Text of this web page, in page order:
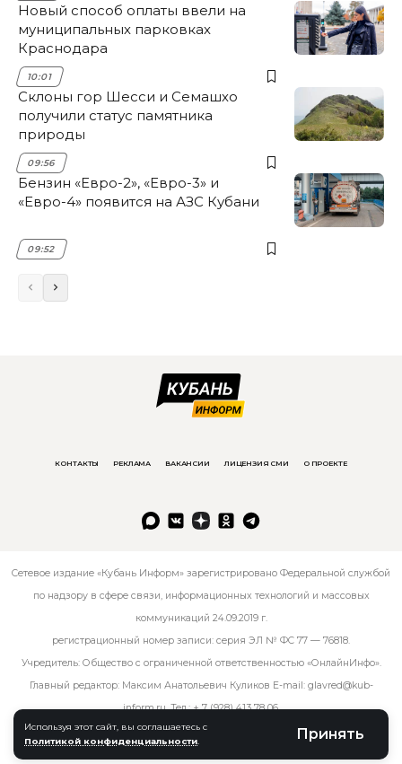
Используя этот сайт, вы соглашаетесь с
Политикой конфиденциальности
Принять
Новый способ оплаты ввели на
муниципальных парковках
Краснодара
10:01
Склоны гор Шесси и Семашхо
получили статус памятника
природы
09:56
Бензин «Евро-2», «Евро-3» и
«Евро-4» появится на АЗС Кубани
09:52
КОНТАКТЫ РЕКЛАМА ВАКАНСИИ ЛИЦЕНЗИЯ СМИ О ПРОЕКТЕ
Сетевое издание «Кубань Информ» зарегистрировано Федеральной службой
по надзору в сфере связи, информационных технологий и массовых
коммуникаций 24.09.2019 г.
регистрационный номер записи: серия ЭЛ № ФС 77 — 76818.
Учредитель: Общество с ограниченной ответственностью «ОнлайнИнфо».
Главный редактор: Максим Анатольевич Куликов E-mail: glavred@kub-
inform.ru. Тел.:+ 7 (928) 413 78 06.
© kub-inform 2026